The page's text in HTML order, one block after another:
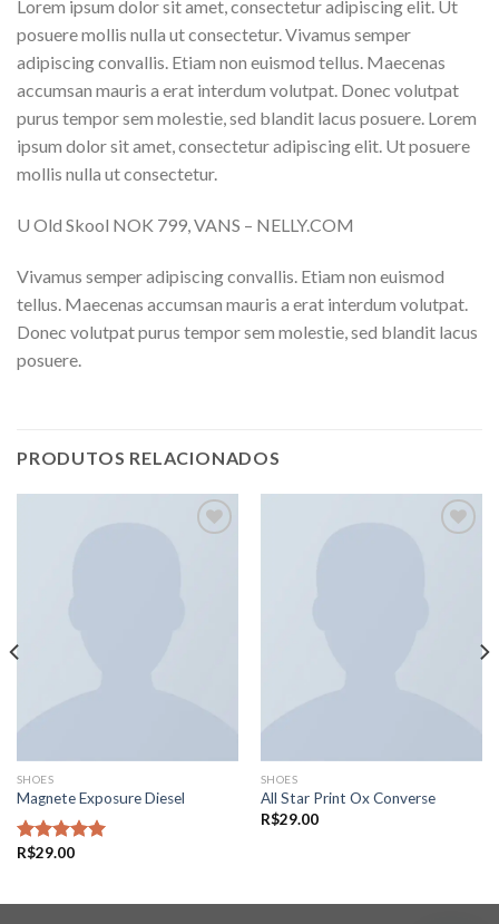
Lorem ipsum dolor sit amet, consectetur adipiscing elit. Ut
posuere mollis nulla ut consectetur. Vivamus semper
adipiscing convallis. Etiam non euismod tellus. Maecenas
accumsan mauris a erat interdum volutpat. Donec volutpat
purus tempor sem molestie, sed blandit lacus posuere. Lorem
ipsum dolor sit amet, consectetur adipiscing elit. Ut posuere
mollis nulla ut consectetur.
U Old Skool NOK 799, VANS – NELLY.COM
Vivamus semper adipiscing convallis. Etiam non euismod
tellus. Maecenas accumsan mauris a erat interdum volutpat.
Donec volutpat purus tempor sem molestie, sed blandit lacus
posuere.
PRODUTOS RELACIONADOS
SHOES
Magnete Exposure Diesel
Avaliação
R$29.00
SHOES
All Star Print Ox Converse
R$29.00